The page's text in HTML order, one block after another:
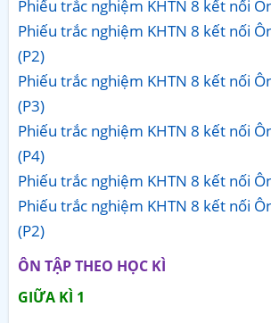
Phiếu trắc nghiệm KHTN 8 kết nối
Phiếu trắc nghiệm KHTN 8 kết nối
(P2)
Phiếu trắc nghiệm KHTN 8 kết nối
(P3)
Phiếu trắc nghiệm KHTN 8 kết nối
(P4)
Phiếu trắc nghiệm KHTN 8 kết nối
Phiếu trắc nghiệm KHTN 8 kết nối
(P2)
ÔN TẬP THEO HỌC KÌ
GIỮA KÌ 1